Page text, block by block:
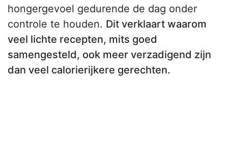
hongergevoel gedurende de dag onder
controle te houden. Dit verklaart waarom
veel lichte recepten, mits goed
samengesteld, ook meer verzadigend zijn
dan veel calorierijkere gerechten.